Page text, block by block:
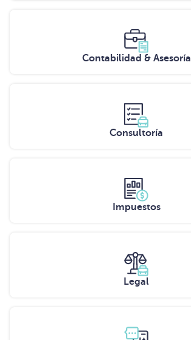
Contabilidad & Asesoría
Consultoría
Impuestos
Legal